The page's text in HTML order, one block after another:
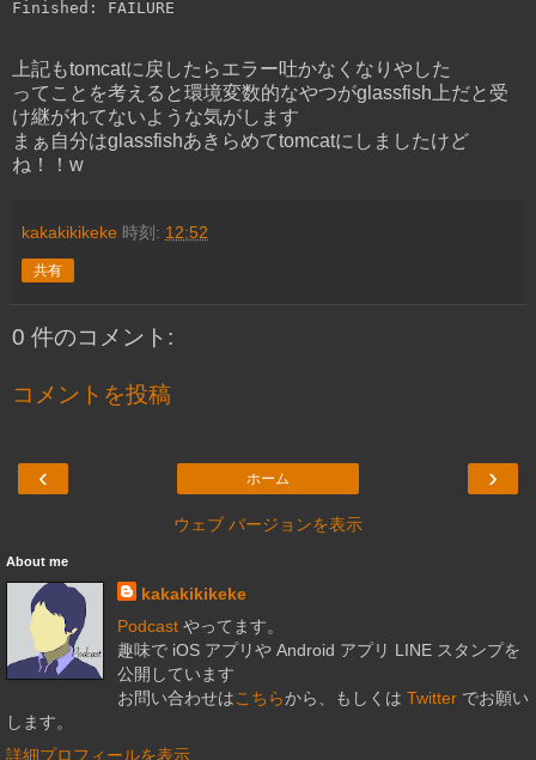
上記もtomcatに戻したらエラー吐かなくなりやした
ってことを考えると環境変数的なやつがglassfish上だと受
け継がれてないような気がします
まぁ自分はglassfishあきらめてtomcatにしましたけど
ね！！w
kakakikikeke 時刻: 12:52
共有
0 件のコメント:
コメントを投稿
‹ ›
ホーム
ウェブ バージョンを表示
About me
kakakikikeke
Podcastやってます。
趣味で iOS アプリや Android アプリ LINE スタンプを
公開しています
お問い合わせはこちらから、もしくは Twitterでお願い
します。
詳細プロフィールを表示